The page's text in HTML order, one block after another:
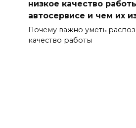
низкое качество
автосервисе и чем их
Почему важно уметь
качество работы